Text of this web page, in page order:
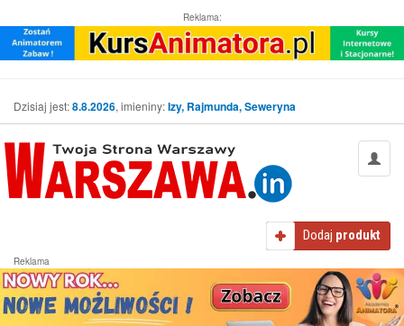
Reklama:
Dzisiaj jest:8.8.2026, imieniny:Izy, Rajmunda, Seweryna
Dodaj produkt
Reklama